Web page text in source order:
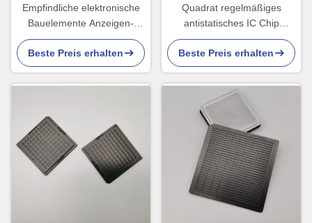
Empfindliche elektronische
Bauelemente Anzeigen-
Kombinations-Chip Bare Die
Trays Fors
Beste Preis erhalten
Quadrat regelmäßiges
antistatisches IC Chip
Transfer Tray Environmental
Friendly
Beste Preis erhalten